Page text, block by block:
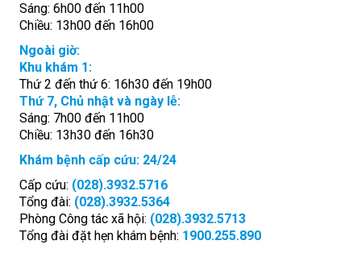
Sáng: 6h00 đến 11h00
Chiều: 13h00 đến 16h00
Ngoài giờ:
Khu khám 1:
Thứ 2 đến thứ 6: 16h30 đến 19h00
Thứ 7, Chủ nhật và ngày lễ:
Sáng: 7h00 đến 11h00
Chiều: 13h30 đến 16h30
Khám bệnh cấp cứu: 24/24
Cấp cứu: (028).3932.5716
Tổng đài: (028).3932.5364
Phòng Công tác xã hội: (028).3932.5713
Tổng đài đặt hẹn khám bệnh: 1900.255.890